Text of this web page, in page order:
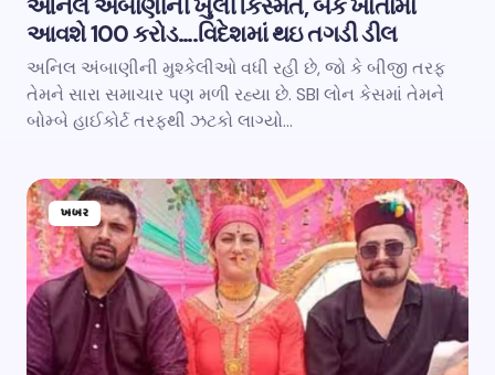
અનિલ અંબાણીની ખુલી કિસ્મત, બેંક ખાતામાં
આવશે 100 કરોડ….વિદેશમાં થઇ તગડી ડીલ
અનિલ અંબાણીની મુશ્કેલીઓ વધી રહી છે, જો કે બીજી તરફ
તેમને સારા સમાચાર પણ મળી રહ્યા છે. SBI લોન કેસમાં તેમને
બોમ્બે હાઈકોર્ટ તરફથી ઝટકો લાગ્યો…
ખબર